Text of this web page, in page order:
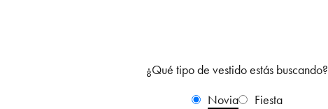
¿Qué tipo de vestido estás buscando?
Novia
Fiesta